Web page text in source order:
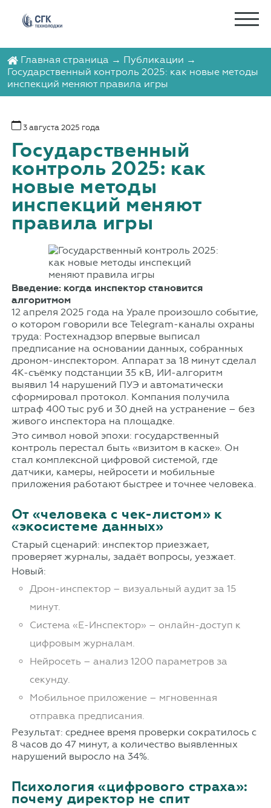
Главная страница → Публикации →
Государственный контроль 2025: как новые методы
инспекций меняют правила игры
3 августа 2025 года
Государственный
контроль 2025: как
новые методы
инспекций меняют
правила игры
Введение: когда инспектор становится
алгоритмом
12 апреля 2025 года на Урале произошло событие,
о котором говорили все Telegram-каналы охраны
труда: Ростехнадзор впервые выписал
предписание на основании данных, собранных
дроном-инспектором. Аппарат за 18 минут сделал
4K-съёмку подстанции 35 кВ, ИИ-алгоритм
выявил 14 нарушений ПУЭ и автоматически
сформировал протокол. Компания получила
штраф 400 тыс руб и 30 дней на устранение – без
живого инспектора на площадке.
Это символ новой эпохи: государственный
контроль перестал быть «визитом в каске». Он
стал комплексной цифровой системой, где
датчики, камеры, нейросети и мобильные
приложения работают быстрее и точнее человека.
От «человека с чек-листом» к
«экосистеме данных»
Старый сценарий: инспектор приезжает,
проверяет журналы, задаёт вопросы, уезжает.
Новый:
Дрон-инспектор – визуальный аудит за 15
минут.
Система «Е-Инспектор» – онлайн-доступ к
цифровым журналам.
Нейросеть – анализ 1200 параметров за
секунду.
Мобильное приложение – мгновенная
отправка предписания.
Результат: среднее время проверки сократилось с
8 часов до 47 минут, а количество выявленных
нарушений выросло на 34%.
Психология «цифрового страха»:
почему директор не спит